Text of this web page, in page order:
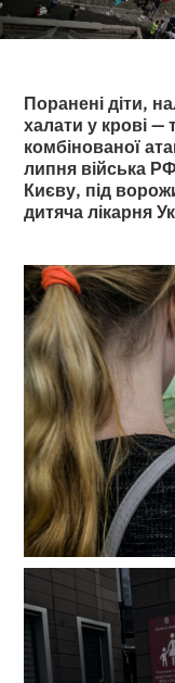
Поранені діти,
халати у крові —
комбінованої
липня війська
Києву, під
дитяча лікарня